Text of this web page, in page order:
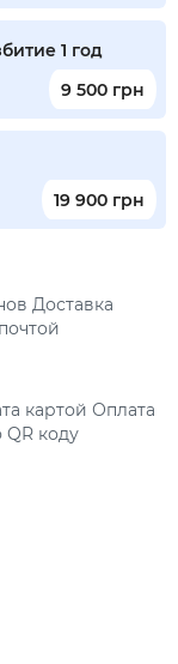
1 год
9 500 грн
19 900 грн
Доставка
картой Оплата
QR коду